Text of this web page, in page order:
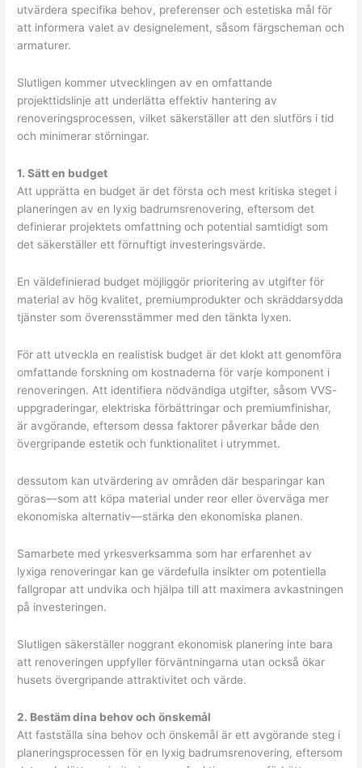
utvärdera specifika behov, preferenser och estetiska mål för
att informera valet av designelement, såsom färgscheman och
armaturer.
Slutligen kommer utvecklingen av en omfattande
projekttidslinje att underlätta effektiv hantering av
renoveringsprocessen, vilket säkerställer att den slutförs i tid
och minimerar störningar.
1. Sätt en budget
Att upprätta en budget är det första och mest kritiska steget i
planeringen av en lyxig badrumsrenovering, eftersom det
definierar projektets omfattning och potential samtidigt som
det säkerställer ett förnuftigt investeringsvärde.
En väldefinierad budget möjliggör prioritering av utgifter för
material av hög kvalitet, premiumprodukter och skräddarsydda
tjänster som överensstämmer med den tänkta lyxen.
För att utveckla en realistisk budget är det klokt att genomföra
omfattande forskning om kostnaderna för varje komponent i
renoveringen. Att identifiera nödvändiga utgifter, såsom VVS-
uppgraderingar, elektriska förbättringar och premiumfinishar,
är avgörande, eftersom dessa faktorer påverkar både den
övergripande estetik och funktionalitet i utrymmet.
dessutom kan utvärdering av områden där besparingar kan
göras—som att köpa material under reor eller överväga mer
ekonomiska alternativ—stärka den ekonomiska planen.
Samarbete med yrkesverksamma som har erfarenhet av
lyxiga renoveringar kan ge värdefulla insikter om potentiella
fallgropar att undvika och hjälpa till att maximera avkastningen
på investeringen.
Slutligen säkerställer noggrant ekonomisk planering inte bara
att renoveringen uppfyller förväntningarna utan också ökar
husets övergripande attraktivitet och värde.
2. Bestäm dina behov och önskemål
Att fastställa sina behov och önskemål är ett avgörande steg i
planeringsprocessen för en lyxig badrumsrenovering, eftersom